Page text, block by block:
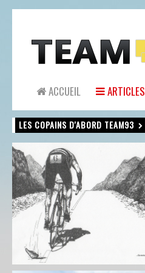
ACCUEIL ARTICLES
LES COPAINS D'ABORD TEAM93